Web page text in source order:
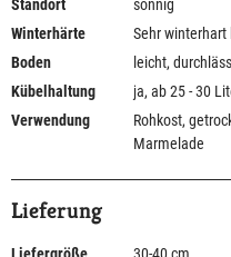
Standort
sonnig
Winterhärte
Sehr winterhart
Boden
leicht,
Kübelhaltung
ja, ab 25 - 30
Verwendung
Rohkost,
Marmelade
Lieferung